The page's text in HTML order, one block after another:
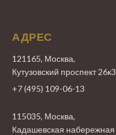
АДРЕС
121165, Москва,
Кутузовский проспект 26к3
+7 (495) 109-06-13
115035, Москва,
Кадашевская набережная